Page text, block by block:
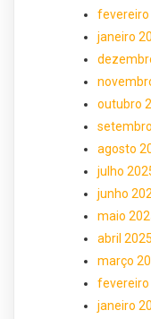
fevereiro
janeiro
outubro
agosto
julho
junho
maio
abril 2025
março
fevereiro
janeiro